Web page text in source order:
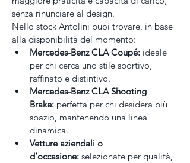
senza rinunciare al design.
Nello stock Antolini puoi trovare, in base
alla disponibilità del momento:
Mercedes-Benz CLA Coupé: ideale
per chi cerca uno stile sportivo,
raffinato e distintivo.
Mercedes-Benz CLA Shooting
Brake: perfetta per chi desidera più
spazio, mantenendo una linea
dinamica.
Vetture aziendali o
d’occasione: selezionate per qualità,